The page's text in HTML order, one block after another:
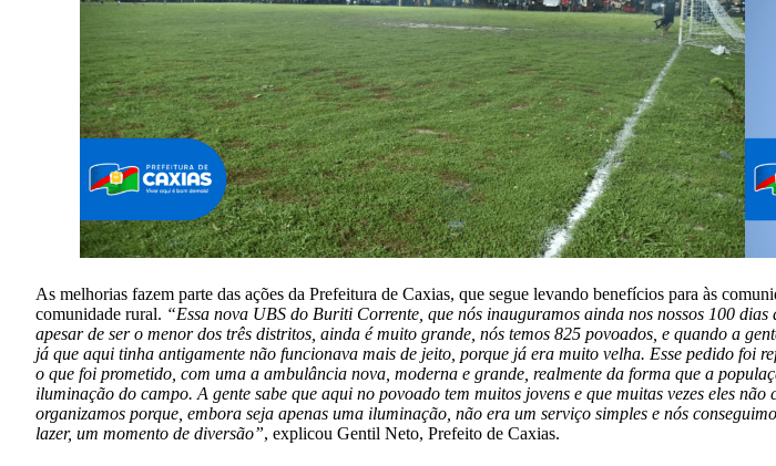
As melhorias fazem parte das ações da Prefeitura de Caxias, que segue levando benefícios para às
comunidade rural. “Essa nova UBS do Buriti Corrente, que nós inauguramos ainda nos nossos 100
apesar de ser o menor dos três distritos, ainda é muito grande, nós temos 825 povoados, e quando a
já que aqui tinha antigamente não funcionava mais de jeito, porque já era muito velha. Esse pedido foi
o que foi prometido, com uma a ambulância nova, moderna e grande, realmente da forma que a
iluminação do campo. A gente sabe que aqui no povoado tem muitos jovens e que muitas vezes eles
organizamos porque, embora seja apenas uma iluminação, não era um serviço simples e nós
lazer, um momento de diversão”, explicou Gentil Neto, Prefeito de Caxias.